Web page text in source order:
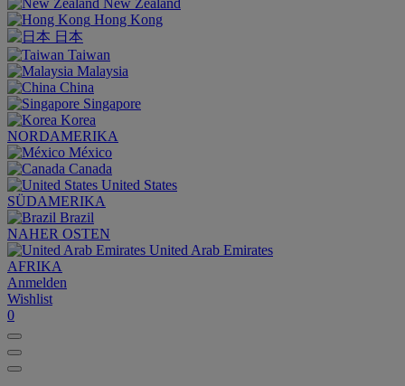
New Zealand
Hong Kong
日本
Taiwan
Malaysia
China
Singapore
Korea
NORDAMERIKA
México
Canada
United States
SÜDAMERIKA
Brazil
NAHER OSTEN
United Arab Emirates
AFRIKA
Anmelden
Wishlist
0